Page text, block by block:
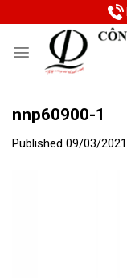
to
nnp60900-1
Published 09/03/2021